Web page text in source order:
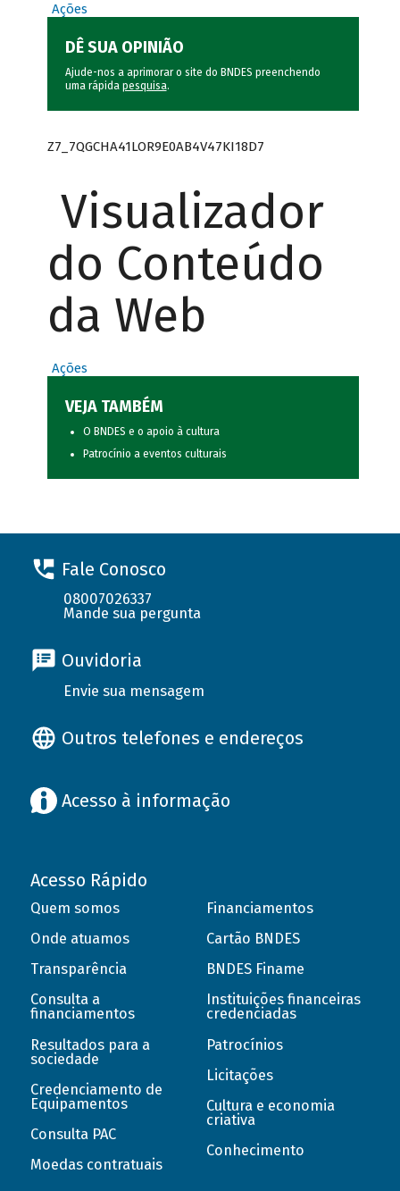
Ações
DÊ SUA OPINIÃO
Ajude-nos a aprimorar o site do BNDES preenchendo
uma rápida pesquisa.
Z7_7QGCHA41LOR9E0AB4V47KI18D7
Visualizador
do Conteúdo
da Web
Ações
VEJA TAMBÉM
O BNDES e o apoio à cultura
Patrocínio a eventos culturais
Fale Conosco
08007026337
Mande sua pergunta
Ouvidoria
Envie sua mensagem
Outros telefones e endereços
Acesso à informação
Acesso Rápido
Quem somos
Onde atuamos
Transparência
Consulta a
financiamentos
Resultados para a
sociedade
Credenciamento de
Equipamentos
Consulta PAC
Moedas contratuais
Financiamentos
Cartão BNDES
BNDES Finame
Instituições financeiras
credenciadas
Patrocínios
Licitações
Cultura e economia
criativa
Conhecimento